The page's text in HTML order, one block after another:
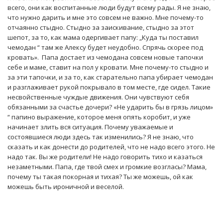
всего, они как воспитанные люди будут всему рады. Я не знаю,
что нужно дарить и мне это совсем не важно. Мне почему-то
отчаянно стыдно. Стыдно за заискивание, стыдно за этот
шепот, за то, как мама одергивает папу: „Куда ты поставил
чемодан “ там же Алексу будет неудобно. Спрячь скорее под
кровать». Папа достает из чемодана совсем новые тапочки
себе и маме, ставит на пол у кровати. Мне почему-то стыдно и
за эти тапочки, и за то, как старательно папа убирает чемодан
и разглаживает рукой покрывало в том месте, где сидел. Такие
несвойственные чуждые движения. Они чувствуют себя
обязанными за счастье дочери? «Не ударить бы в грязь лицом»
“ папино выражение, которое меня опять коробит, и уже
начинает злить вся ситуация. Почему уважаемые и
состоявшиеся люди здесь так изменились? Я не знаю, что
сказать и как донести до родителей, что не надо всего этого. Не
надо так. Вы же родители! Не надо говорить тихо и казаться
незаметными. Папа, где твой смех и громкие возгласы? Мама,
почему ты такая покорная и тихая? Ты же можешь, ой как
можешь быть ироничной и веселой.